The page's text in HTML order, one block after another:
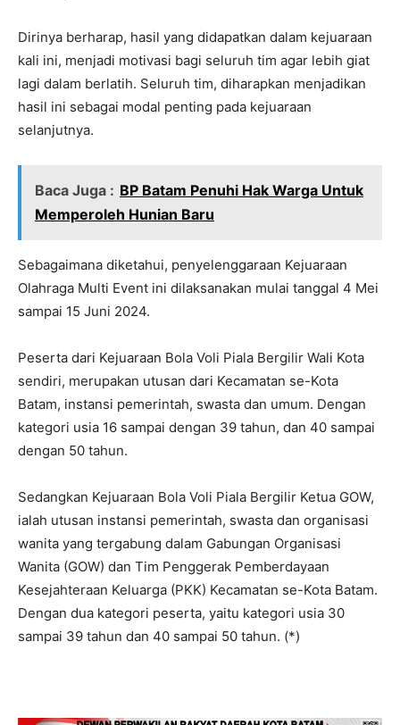
Dirinya berharap, hasil yang didapatkan dalam kejuaraan
kali ini, menjadi motivasi bagi seluruh tim agar lebih giat
lagi dalam berlatih. Seluruh tim, diharapkan menjadikan
hasil ini sebagai modal penting pada kejuaraan
selanjutnya.
Baca Juga : BP Batam Penuhi Hak Warga Untuk
Memperoleh Hunian Baru
Sebagaimana diketahui, penyelenggaraan Kejuaraan
Olahraga Multi Event ini dilaksanakan mulai tanggal 4 Mei
sampai 15 Juni 2024.
Peserta dari Kejuaraan Bola Voli Piala Bergilir Wali Kota
sendiri, merupakan utusan dari Kecamatan se-Kota
Batam, instansi pemerintah, swasta dan umum. Dengan
kategori usia 16 sampai dengan 39 tahun, dan 40 sampai
dengan 50 tahun.
Sedangkan Kejuaraan Bola Voli Piala Bergilir Ketua GOW,
ialah utusan instansi pemerintah, swasta dan organisasi
wanita yang tergabung dalam Gabungan Organisasi
Wanita (GOW) dan Tim Penggerak Pemberdayaan
Kesejahteraan Keluarga (PKK) Kecamatan se-Kota Batam.
Dengan dua kategori peserta, yaitu kategori usia 30
sampai 39 tahun dan 40 sampai 50 tahun. (*)